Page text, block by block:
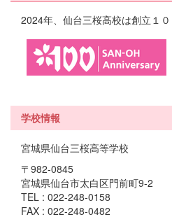
2024年、仙台三桜高校は創立１０
学校情報
宮城県仙台三桜高等学校
〒982-0845
宮城県仙台市太白区門前町9-2
TEL : 022-248-0158
FAX : 022-248-0482